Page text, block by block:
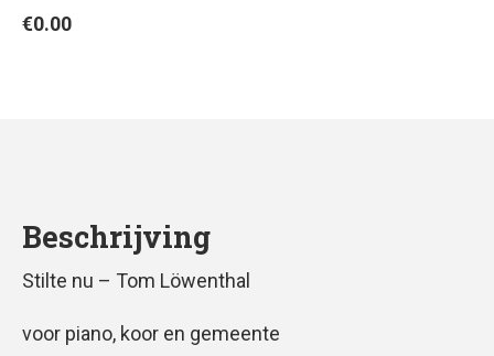
€0.00
Beschrijving
Stilte nu – Tom Löwenthal
voor piano, koor en gemeente